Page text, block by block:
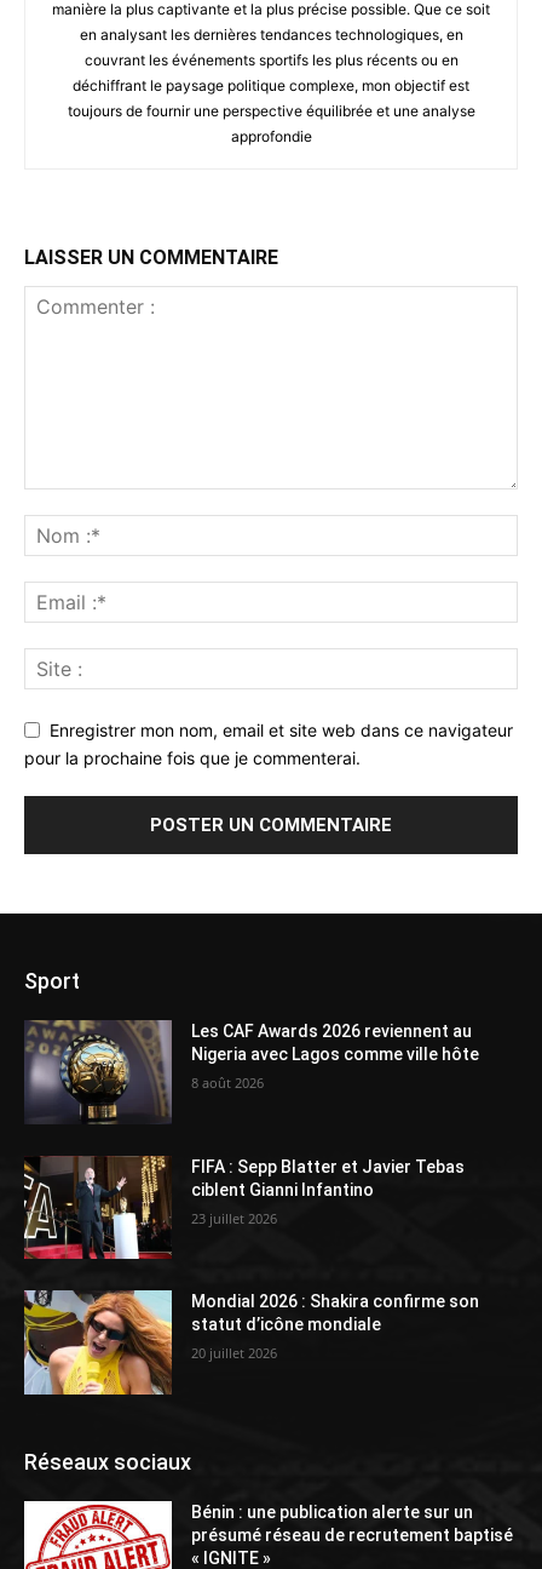
manière la plus captivante et la plus précise possible. Que ce soit
en analysant les dernières tendances technologiques, en
couvrant les événements sportifs les plus récents ou en
déchiffrant le paysage politique complexe, mon objectif est
toujours de fournir une perspective équilibrée et une analyse
approfondie
LAISSER UN COMMENTAIRE
Enregistrer mon nom, email et site web dans ce navigateur
pour la prochaine fois que je commenterai.
Sport
Les CAF Awards 2026 reviennent au
Nigeria avec Lagos comme ville hôte
8 août 2026
FIFA : Sepp Blatter et Javier Tebas
ciblent Gianni Infantino
23 juillet 2026
Mondial 2026 : Shakira confirme son
statut d’icône mondiale
20 juillet 2026
Réseaux sociaux
Bénin : une publication alerte sur un
présumé réseau de recrutement baptisé
« IGNITE »